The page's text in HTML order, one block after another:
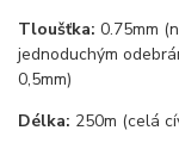
Tloušťka: 0.75mm
jednoduchým
0,5mm)
Délka: 250m (celá